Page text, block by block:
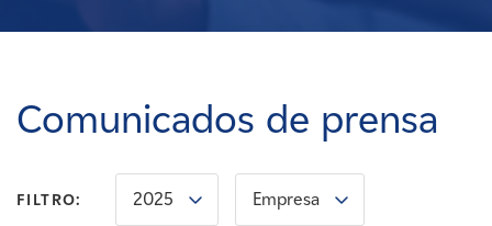
Carreras
Noticias
Comunicados de prensa
FILTRO: 2025 Empresa